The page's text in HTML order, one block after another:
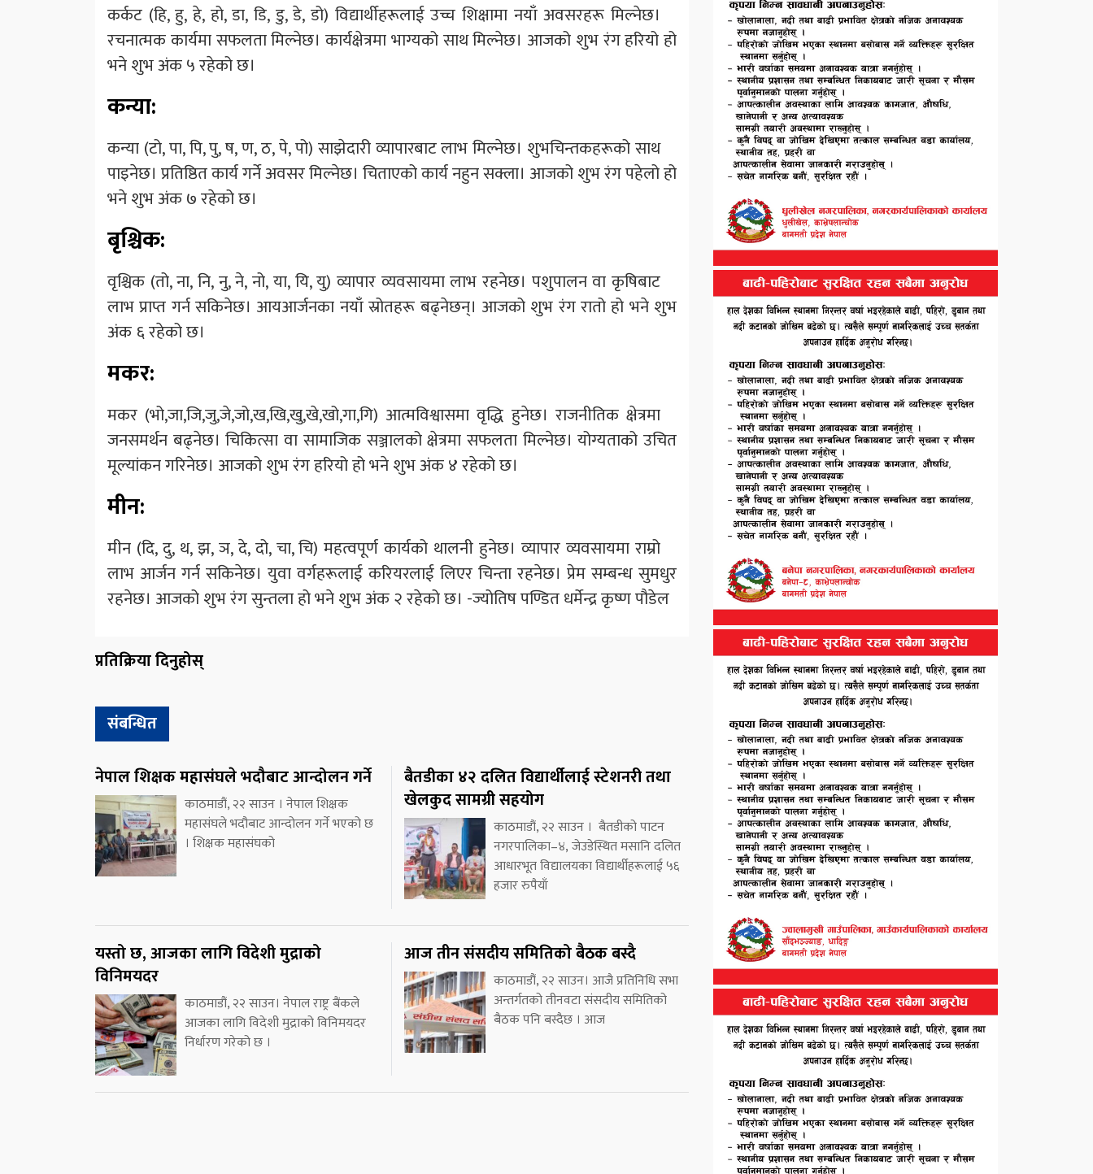
कर्कट (हि, हु, हे, हो, डा, डि, डु, डे, डो) विद्यार्थीहरूलाई उच्च शिक्षामा नयाँ अवसरहरू मिल्नेछ।
रचनात्मक कार्यमा सफलता मिल्नेछ। कार्यक्षेत्रमा भाग्यको साथ मिल्नेछ। आजको शुभ रंग हरियो हो
भने शुभ अंक ५ रहेको छ।
कन्या:
कन्या (टो, पा, पि, पु, ष, ण, ठ, पे, पो) साझेदारी व्यापारबाट लाभ मिल्नेछ। शुभचिन्तकहरूको साथ
पाइनेछ। प्रतिष्ठित कार्य गर्ने अवसर मिल्नेछ। चिताएको कार्य नहुन सक्ला। आजको शुभ रंग पहेलो हो
भने शुभ अंक ७ रहेको छ।
बृश्चिक:
वृश्चिक (तो, ना, नि, नु, ने, नो, या, यि, यु) व्यापार व्यवसायमा लाभ रहनेछ। पशुपालन वा कृषिबाट
लाभ प्राप्त गर्न सकिनेछ। आयआर्जनका नयाँ स्रोतहरू बढ्नेछन्। आजको शुभ रंग रातो हो भने शुभ
अंक ६ रहेको छ।
मकर:
मकर (भो,जा,जि,जु,जे,जो,ख,खि,खु,खे,खो,गा,गि) आत्मविश्वासमा वृद्धि हुनेछ। राजनीतिक क्षेत्रमा
जनसमर्थन बढ्नेछ। चिकित्सा वा सामाजिक सञ्जालको क्षेत्रमा सफलता मिल्नेछ। योग्यताको उचित
मूल्यांकन गरिनेछ। आजको शुभ रंग हरियो हो भने शुभ अंक ४ रहेको छ।
मीन:
मीन (दि, दु, थ, झ, ञ, दे, दो, चा, चि) महत्वपूर्ण कार्यको थालनी हुनेछ। व्यापार व्यवसायमा राम्रो
लाभ आर्जन गर्न सकिनेछ। युवा वर्गहरूलाई करियरलाई लिएर चिन्ता रहनेछ। प्रेम सम्बन्ध सुमधुर
रहनेछ। आजको शुभ रंग सुन्तला हो भने शुभ अंक २ रहेको छ। -ज्योतिष पण्डित धर्मेन्द्र कृष्ण पौडेल
प्रतिक्रिया दिनुहोस्
संबन्धित
नेपाल शिक्षक महासंघले भदौबाट आन्दोलन गर्ने
काठमाडौं, २२ साउन । नेपाल शिक्षक
महासंघले भदौबाट आन्दोलन गर्ने भएको छ
। शिक्षक महासंघको
बैतडीका ४२ दलित विद्यार्थीलाई स्टेशनरी तथा
खेलकुद सामग्री सहयोग
काठमाडौं, २२ साउन । बैतडीको पाटन
नगरपालिका–४, जेउडेस्थित मसानि दलित
आधारभूत विद्यालयका विद्यार्थीहरूलाई ५६
हजार रुपैयाँ
यस्तो छ, आजका लागि विदेशी मुद्राको
विनिमयदर
काठमाडौं, २२ साउन। नेपाल राष्ट्र बैंकले
आजका लागि विदेशी मुद्राको विनिमयदर
निर्धारण गरेको छ ।
आज तीन संसदीय समितिको बैठक बस्दै
काठमाडौं, २२ साउन। आजै प्रतिनिधि सभा
अन्तर्गतको तीनवटा संसदीय समितिको
बैठक पनि बस्दैछ । आज